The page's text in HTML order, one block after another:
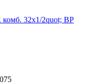
32х1/2quot; ВР